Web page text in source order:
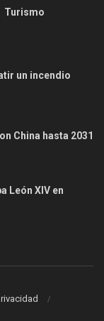
Turismo
un incendio
China hasta 2031
León XIV en